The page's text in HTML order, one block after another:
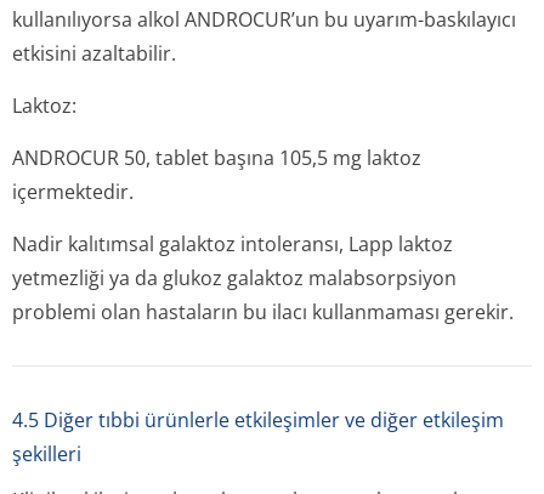
kullanılıyorsa alkol ANDROCUR’un bu uyarım-baskılayıcı
etkisini azaltabilir.
Laktoz:
ANDROCUR 50, tablet başına 105,5 mg laktoz
içermektedir.
Nadir kalıtımsal galaktoz intoleransı, Lapp laktoz
yetmezliği ya da glukoz galaktoz malabsorpsiyon
problemi olan hastaların bu ilacı kullanmaması gerekir.
4.5 Diğer tıbbi ürünlerle etkileşimler ve diğer etkileşim
şekilleri